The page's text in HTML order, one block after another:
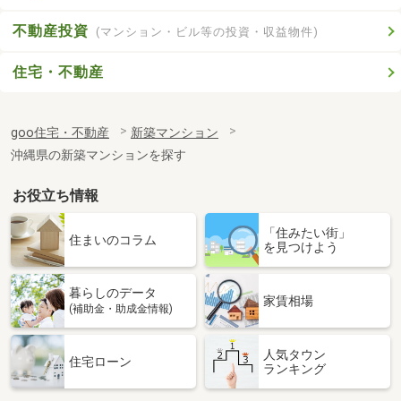
不動産投資 (マンション・ビル等の投資・収益物件)
住宅・不動産
goo住宅・不動産
新築マンション
沖縄県の新築マンションを探す
お役立ち情報
住まいのコラム
「住みたい街」
を見つけよう
暮らしのデータ
(補助金・助成金情報)
家賃相場
住宅ローン
人気タウン
ランキング